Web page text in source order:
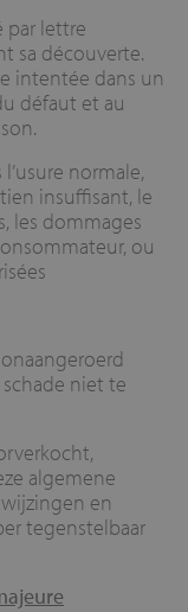
par lettre
sa découverte.
intentée dans un
défaut et au
normale,
insuffisant, le
les dommages
ou
niet te
algemene
en
tegenstelbaar